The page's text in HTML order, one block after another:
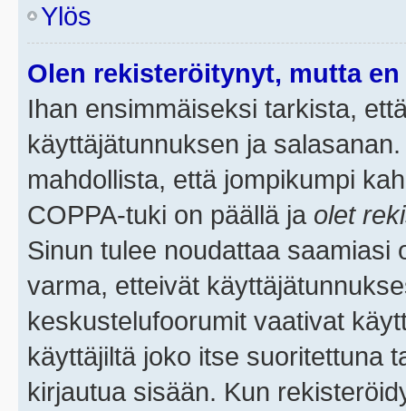
Ylös
Olen rekisteröitynyt, mutta
Ihan ensimmäiseksi tarkista,
käyttäjätunnuksen ja
mahdollista, että jompikumpi
COPPA-tuki on päällä ja olet
Sinun tulee noudattaa saamiasi
varma, etteivät
keskustelufoorumit vaativat
käyttäjiltä joko itse suoritettuna
kirjautua sisään. Kun